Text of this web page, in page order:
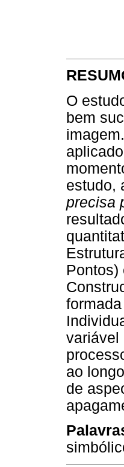
O
bem
estudo,
precisa
Pontos)
variável
ao
de